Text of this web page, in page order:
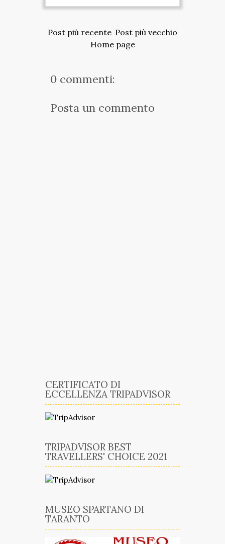
Post più recente Post più vecchio
Home page
0 commenti:
Posta un commento
CERTIFICATO DI
ECCELLENZA TRIPADVISOR
TRIPADVISOR BEST
TRAVELLERS' CHOICE 2021
MUSEO SPARTANO DI
TARANTO